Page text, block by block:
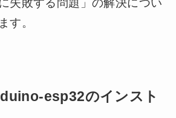
失敗する問題」の解決につい
す。
esp32のインスト